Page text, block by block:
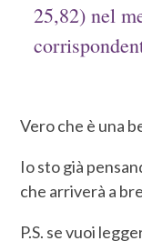
25,82) nel
Vero che è una
Io sto già
che arriverà a
P.S. se vuoi